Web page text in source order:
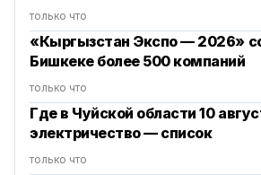
только что
«Кыргызстан Экспо — 2026»
Бишкеке более 500 компаний
только что
Где в Чуйской области 10
электричество — список
только что